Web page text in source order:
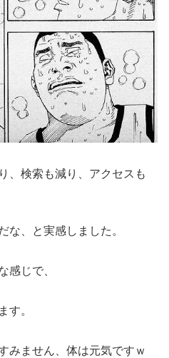
、検索も減り、アクセスも
な、と実感しました。
感じで、
す。
みません、体は元気ですｗ